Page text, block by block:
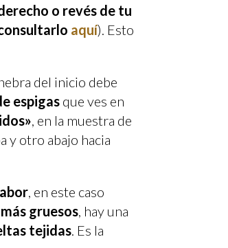
o revés de tu
aquí). Esto
del inicio debe
espigasque ves en
, en la muestra de
y otro abajo hacia
, en este caso
más gruesos, hay una
tejidas. Es la